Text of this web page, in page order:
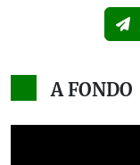
A FONDO